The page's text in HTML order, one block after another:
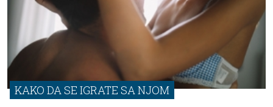
KAKO DA SE IGRATE SA NJOM